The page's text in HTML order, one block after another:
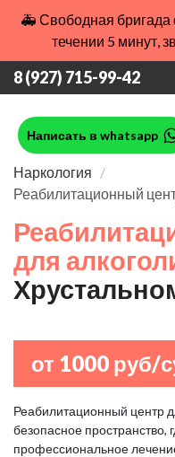
🚑 Свободная
течении 5 минут,
8 (927) 715-99-42
Написать в whatsapp
Наркология
Реабилитационный
для
от 1000 руб/
Реабилитационный центр
безопасное пространство,
профессиональное